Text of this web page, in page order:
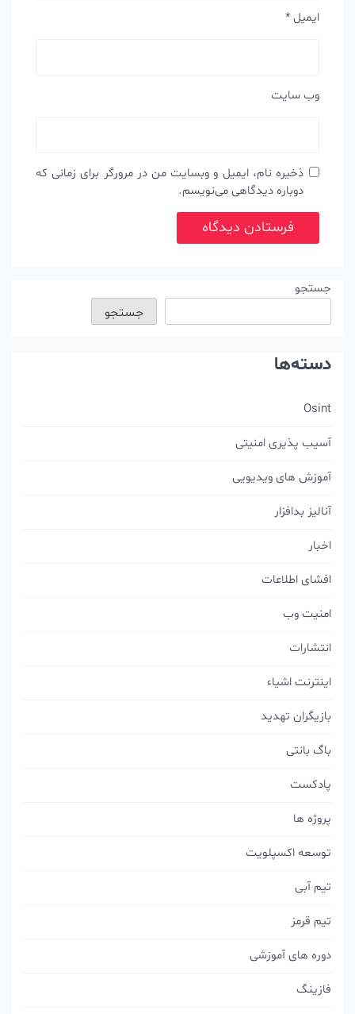
ایمیل*
وب‌ سایت
ذخیره نام، ایمیل و وبسایت من در مرورگر برای زمانی که
دوباره دیدگاهی می‌نویسم.
جستجو
جستجو
دسته‌ها
Osint
آسیب پذیری امنیتی
آموزش های ویدیویی
آنالیز بدافزار
افشای اطلاعات
امنیت وب
انتشارات
اینترنت اشیاء
بازیگران تهدید
باگ بانتی
پادکست
پروژه ها
توسعه اکسپلویت
تیم آبی
تیم قرمز
دوره های آموزشی
فازینگ